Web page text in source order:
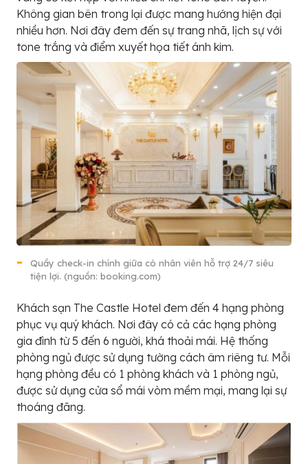
Không gian bên trong lại được mang hướng hiện đại
nhiều hơn. Nơi đây đem đến sự trang nhã, lịch sự với
tone trắng và điểm xuyết họa tiết ánh kim.
Quầy check-in chính giữa có nhân viên hỗ trợ 24/7 siêu
tiện lợi. (nguồn: booking.com)
Khách sạn The Castle Hotel đem đến 4 hạng phòng
phục vụ quý khách. Nơi đây có cả các hạng phòng
gia đình từ 5 đến 6 người, khá thoải mái. Hệ thống
phòng ngủ được sử dụng tường cách âm riêng tư. Mỗi
hạng phòng đều có 1 phòng khách và 1 phòng ngủ,
được sử dụng cửa sổ mái vòm mềm mại, mang lại sự
thoáng đãng.